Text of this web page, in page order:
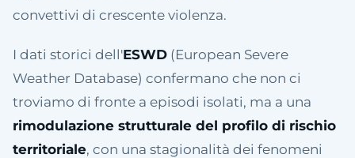
convettivi di crescente violenza.
I dati storici dell'ESWD (European Severe
Weather Database) confermano che non ci
troviamo di fronte a episodi isolati, ma a una
rimodulazione strutturale del profilo di rischio
territoriale, con una stagionalità dei fenomeni